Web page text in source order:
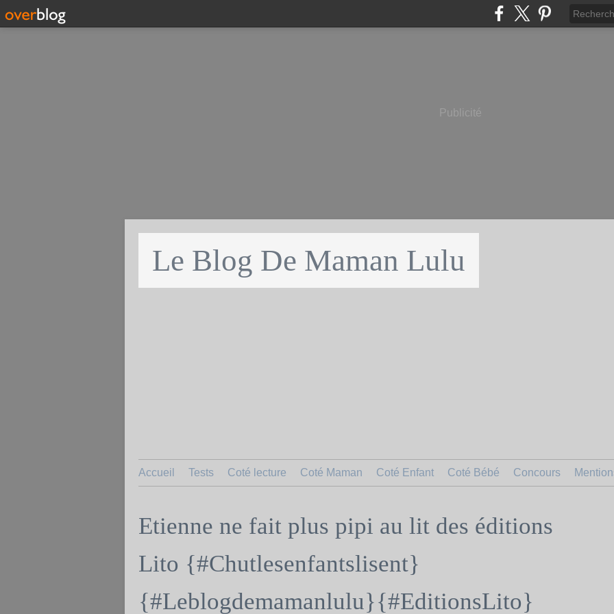
Publicité
Le Blog De Maman Lulu
Accueil Tests Coté lecture Coté Maman Coté Enfant Coté Bébé Concours
Etienne ne fait plus pipi au lit des éditions
Lito {#Chutlesenfantslisent}
{#Leblogdemamanlulu}{#EditionsLito}